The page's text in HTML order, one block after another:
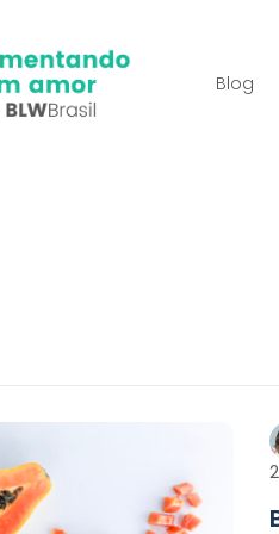
Blog